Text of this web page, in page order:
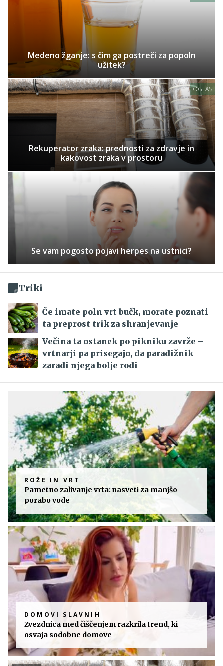
Medeno žganje: s čim ga postreči za popoln
užitek?
OGLAS
Rekuperator zraka: prednosti za zdravje in
kakovost zraka v prostoru
Se vam pogosto pojavi herpes na ustnici?
Triki
Če imate poln vrt bučk, morate poznati
ta preprost trik za shranjevanje
Večina ta ostanek po pikniku zavrže –
vrtnarji pa prisegajo, da paradižnik
zaradi njega bolje rodi
ROŽE IN VRT
Pametno zalivanje vrta: nasveti za manjšo
porabo vode
DOMOVI SLAVNIH
Zvezdnica med čiščenjem razkrila trend, ki
osvaja sodobne domove